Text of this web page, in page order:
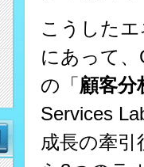
こうした
にあって、
の「 顧客分
Services
成長の牽